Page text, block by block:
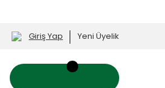
Giriş Yap Yeni Üyelik